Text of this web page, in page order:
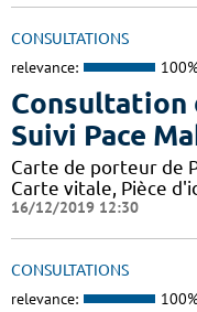
CONSULTATIONS
relevance:
Consultation
Suivi Pace
Carte de porteur de
Carte vitale, Pièce
16/12/2019 12:30
CONSULTATIONS
relevance: